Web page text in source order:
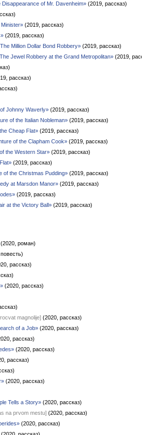
Disappearance of Mr. Davenheim» (2019, рассказ)
(2019, рассказ)
(2019, рассказ)
Million Dollar Bond Robbery» (2019, рассказ)
Jewel Robbery at the Grand Metropolitan» (2019,
рассказ)
Johnny Waverly» (2019, рассказ)
of the Italian Nobleman» (2019, рассказ)
Cheap Flat» (2019, рассказ)
of the Clapham Cook» (2019, рассказ)
the Western Star» (2019, рассказ)
(2019, рассказ)
of the Christmas Pudding» (2019, рассказ)
at Marsdon Manor» (2019, рассказ)
(2019, рассказ)
at the Victory Ball» (2019, рассказ)
(2020, роман)
рассказ)
(2020, рассказ)
magnolije] (2020, рассказ)
of a Job» (2020, рассказ)
рассказ)
(2020, рассказ)
рассказ)
(2020, рассказ)
Tells a Story» (2020, рассказ)
na prvom mestu] (2020, рассказ)
(2020, рассказ)